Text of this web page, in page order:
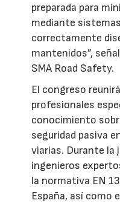
preparada para
mediante
correctamente
mantenidos”,
SMA Road Safety.
El congreso
profesionales
conocimiento
seguridad pasiva
viarias. Durante la
ingenieros
la normativa EN
España, así como